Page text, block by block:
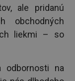
ale pridanú
obchodných
liekmi – so
odbornosti na